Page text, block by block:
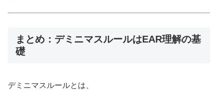
まとめ：デミニマスルールはEAR理解の基
礎
デミニマスルールとは、